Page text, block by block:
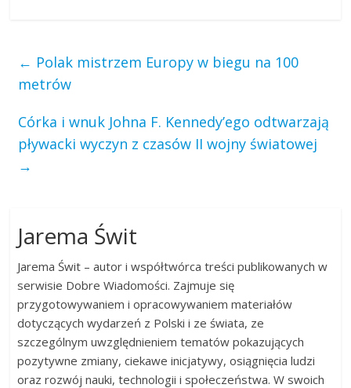
← Polak mistrzem Europy w biegu na 100
metrów
Córka i wnuk Johna F. Kennedy’ego odtwarzają
pływacki wyczyn z czasów II wojny światowej
→
Jarema Świt
Jarema Świt – autor i współtwórca treści publikowanych w
serwisie Dobre Wiadomości. Zajmuje się
przygotowywaniem i opracowywaniem materiałów
dotyczących wydarzeń z Polski i ze świata, ze
szczególnym uwzględnieniem tematów pokazujących
pozytywne zmiany, ciekawe inicjatywy, osiągnięcia ludzi
oraz rozwój nauki, technologii i społeczeństwa. W swoich